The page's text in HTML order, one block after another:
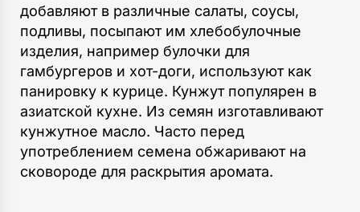
добавляют в различные салаты, соусы,
подливы, посыпают им хлебобулочные
изделия, например булочки для
гамбургеров и хот-доги, используют как
панировку к курице. Кунжут популярен в
азиатской кухне. Из семян изготавливают
кунжутное масло. Часто перед
употреблением семена обжаривают на
сковороде для раскрытия аромата.